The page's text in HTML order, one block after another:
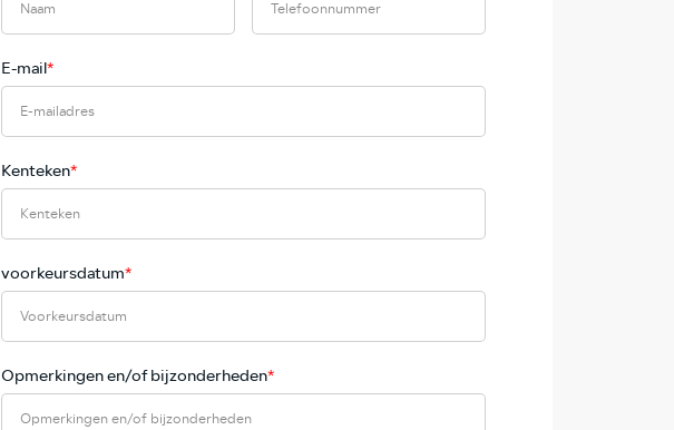
E-mail*
Kenteken*
voorkeursdatum*
Opmerkingen en/of bijzonderheden*